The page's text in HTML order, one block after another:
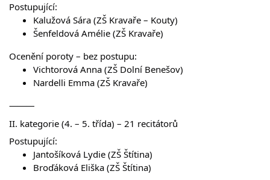
Postupující:
Kalužová Sára (ZŠ Kravaře – Kouty)
Šenfeldová Amélie (ZŠ Kravaře)
Ocenění poroty – bez postupu:
Vichtorová Anna (ZŠ Dolní Benešov)
Nardelli Emma (ZŠ Kravaře)
⸻
II. kategorie (4. – 5. třída) – 21 recitátorů
Postupující:
Jantošíková Lydie (ZŠ Štítina)
Broďáková Eliška (ZŠ Štítina)